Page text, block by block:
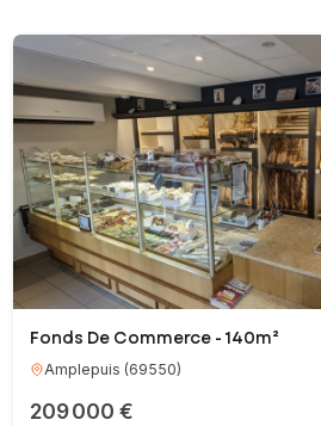
Fonds De Commerce - 140m²
Amplepuis (69550)
209 000 €